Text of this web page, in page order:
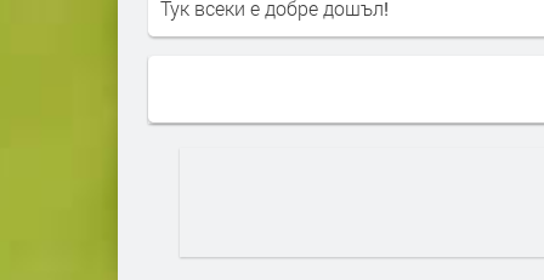
Тук всеки е добре дошъл!